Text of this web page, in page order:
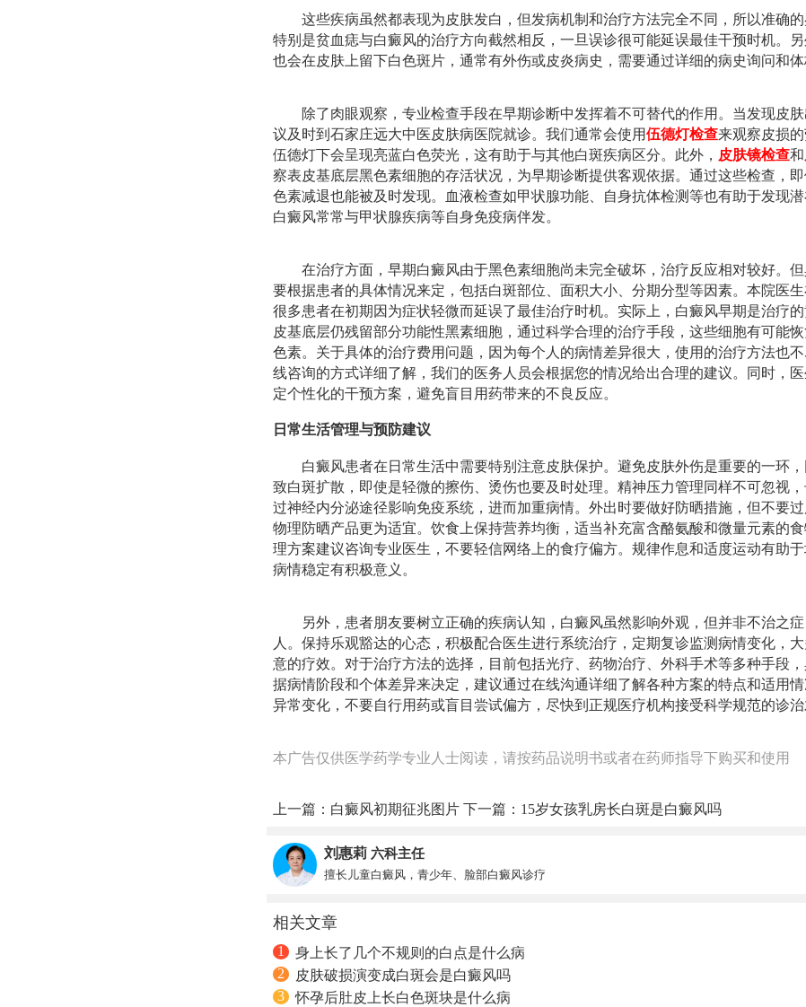
这些疾病虽然都表现为皮肤发白，但发病机制和治疗方法完全不同，所以准确的
特别是贫血痣与白癜风的治疗方向截然相反，一旦误诊很可能延误最佳干预时机。另
也会在皮肤上留下白色斑片，通常有外伤或皮炎病史，需要通过详细的病史询问和体
除了肉眼观察，专业检查手段在早期诊断中发挥着不可替代的作用。当发现皮
议及时到石家庄远大中医皮肤病医院就诊。我们通常会使用伍德灯检查来观察皮损
伍德灯下会呈现亮蓝白色荧光，这有助于与其他白斑疾病区分。此外， 皮肤镜检查和
察表皮基底层黑色素细胞的存活状况，为早期诊断提供客观依据。通过这些检查，
色素减退也能被及时发现。血液检查如甲状腺功能、自身抗体检测等也有助于发现
白癜风常常与甲状腺疾病等自身免疫病伴发。
在治疗方面，早期白癜风由于黑色素细胞尚未完全破坏，治疗反应相对较好。
要根据患者的具体情况来定，包括白斑部位、面积大小、分期分型等因素。本院医生
很多患者在初期因为症状轻微而延误了最佳治疗时机。实际上，白癜风早期是治疗
皮基底层仍残留部分功能性黑素细胞，通过科学合理的治疗手段，这些细胞有可能
色素。关于具体的治疗费用问题，因为每个人的病情差异很大，使用的治疗方法也
线咨询的方式详细了解，我们的医务人员会根据您的情况给出合理的建议。同时，
定个性化的干预方案，避免盲目用药带来的不良反应。
日常生活管理与预防建议
白癜风患者在日常生活中需要特别注意皮肤保护。避免皮肤外伤是重要的一环
致白斑扩散，即使是轻微的擦伤、烫伤也要及时处理。精神压力管理同样不可忽视
过神经内分泌途径影响免疫系统，进而加重病情。外出时要做好防晒措施，但不要
物理防晒产品更为适宜。饮食上保持营养均衡，适当补充富含酪氨酸和微量元素的
理方案建议咨询专业医生，不要轻信网络上的食疗偏方。规律作息和适度运动有助
病情稳定有积极意义。
另外，患者朋友要树立正确的疾病认知，白癜风虽然影响外观，但并非不治之
人。保持乐观豁达的心态，积极配合医生进行系统治疗，定期复诊监测病情变化，
意的疗效。对于治疗方法的选择，目前包括光疗、药物治疗、外科手术等多种手段
据病情阶段和个体差异来决定，建议通过在线沟通详细了解各种方案的特点和适用
异常变化，不要自行用药或盲目尝试偏方，尽快到正规医疗机构接受科学规范的诊治
本广告仅供医学药学专业人士阅读，请按药品说明书或者在药师指导下购买和使用
上一篇： 白癜风初期征兆图片 下一篇： 15岁女孩乳房长白斑是白癜风吗
刘惠莉 六科主任
擅长儿童白癜风，青少年、脸部白癜风诊疗
相关文章
1
身上长了几个不规则的白点是什么病
2
皮肤破损演变成白斑会是白癜风吗
3
怀孕后肚皮上长白色斑块是什么病